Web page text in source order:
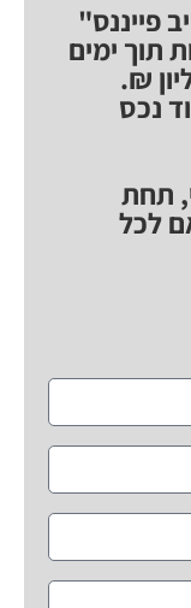
פייננס"
תוך ימים
חצי ל-10 מיליון ₪.
נכס
תחת
לכל